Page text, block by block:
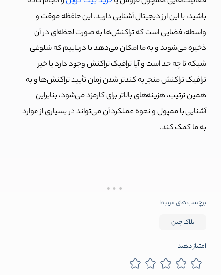
باشید، با این ارز دیجیتال آشنایی دارید. این حافظه موقت و
واسطه، فضایی است که تراکنش‌ها به صورت لحظه‌ای در آن
ذخیره می‌شوند و به ما امکان می‌دهد تا دریابیم که شلوغی
شبکه تا چه حد است و آیا ترافیک تراکنش وجود دارد یا خیر.
ترافیک تراکنش منجر به کندتر شدن زمان تأیید تراکنش‌ها و به
همین ترتیب، هزینه‌های بالاتر برای کارمزد می‌شود، بنابراین
آشنایی با ممپول و نحوه عملکرد آن می‌تواند در بسیاری از موارد
به ما کمک کند.
برچسب های مرتبط
بلاک چین
امتیاز دهید